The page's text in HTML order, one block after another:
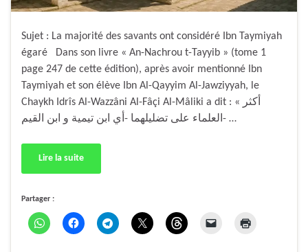
Sujet : La majorité des savants ont considéré Ibn Taymiyah
égaré Dans son livre « An-Nachrou t-Tayyib » (tome 1
page 247 de cette édition), après avoir mentionné Ibn
Taymiyah et son élève Ibn Al-Qayyim Al-Jawziyyah, le
Chaykh Idrîs Al-Wazzâni Al-Fâçi Al-Mâliki a dit : « أكثر
العلماء على تضليلهما -أي ابن تيمية و ابن القيم- …
Lire la suite
Partager :